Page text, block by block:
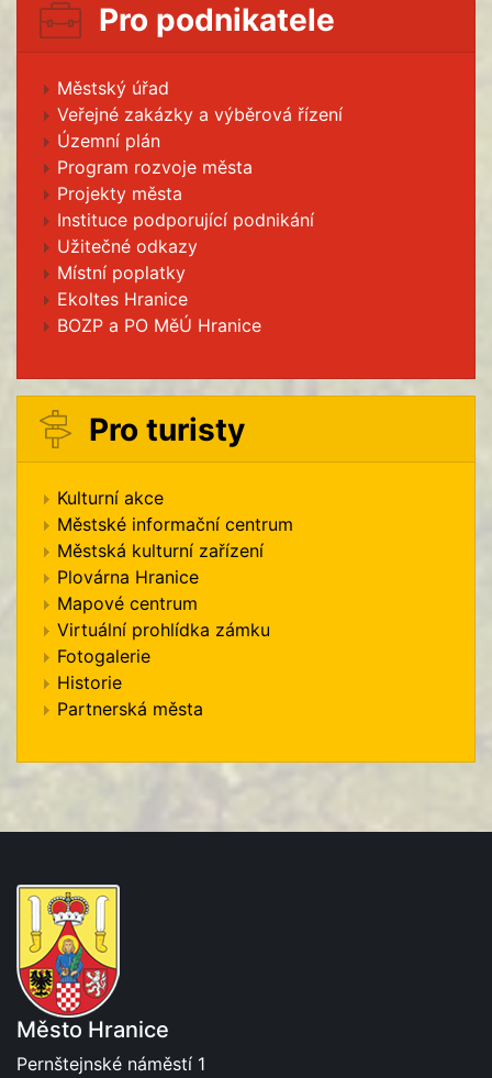
Pro podnikatele
Městský úřad
Veřejné zakázky a výběrová řízení
Územní plán
Program rozvoje města
Projekty města
Instituce podporující podnikání
Užitečné odkazy
Místní poplatky
Ekoltes Hranice
BOZP a PO MěÚ Hranice
Pro turisty
Kulturní akce
Městské informační centrum
Městská kulturní zařízení
Plovárna Hranice
Mapové centrum
Virtuální prohlídka zámku
Fotogalerie
Historie
Partnerská města
Město Hranice
Pernštejnské náměstí 1